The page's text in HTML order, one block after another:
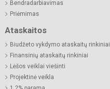
Bendradarbiavimas
Priėmimas
Ataskaitos
Biudžeto vykdymo ataskaitų rinkiniai
Finansinių ataskaitų rinkiniai
Lėšos veiklai viešinti
Projektinė veikla